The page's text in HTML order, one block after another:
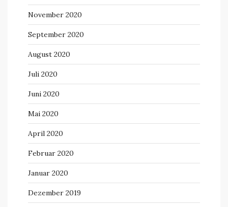
November 2020
September 2020
August 2020
Juli 2020
Juni 2020
Mai 2020
April 2020
Februar 2020
Januar 2020
Dezember 2019